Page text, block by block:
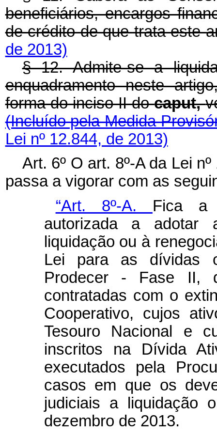
beneficiários, encargos
de crédito de que trata este
de 2013)
§ 12. Admite-se a
enquadramento neste
forma do inciso II docaput,
(Incluído pela Medida
Lei nº 12.844, de 2013)
Art. 6º O art. 8º-A da Lei
passa a vigorar com as
“Art. 8º-A. Fica a
autorizada a adotar
liquidação ou à
Lei para as dívidas
Prodecer - Fase II,
contratadas com o
Cooperativo, cujos
Tesouro Nacional e
inscritos na Dívida
executados pela
casos em que os
judiciais a liquidação
dezembro de 2013.